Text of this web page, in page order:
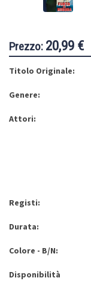
Prezzo: 20,99 €
Titolo Originale:
Genere:
Attori:
Registi:
Durata:
Colore - B/N:
Disponibilità